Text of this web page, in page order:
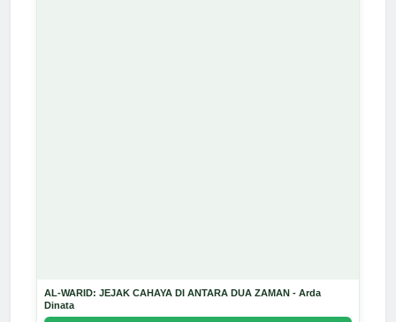
AL-WARID: JEJAK CAHAYA DI ANTARA DUA ZAMAN - Arda
Dinata